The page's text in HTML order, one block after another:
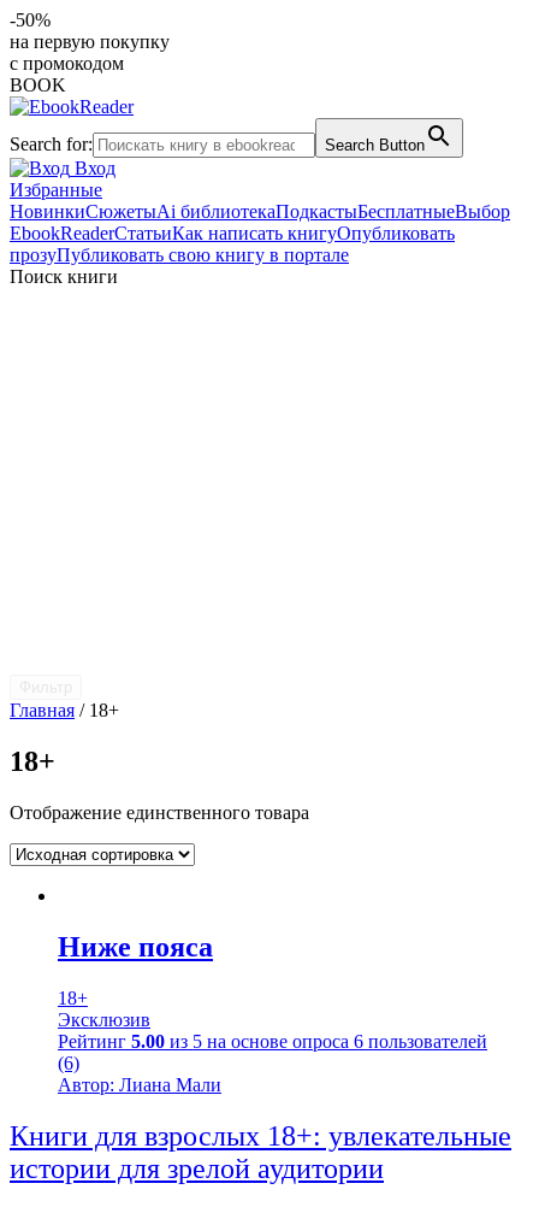
-50%
на первую покупку
с промокодом
BOOK
Search for: Search Button
Вход
Избранные
НовинкиСюжетыAi библиотекаПодкастыБесплатныеВыбор
EbookReaderСтатьиКак написать книгуОпубликовать
прозуПубликовать свою книгу в портале
Поиск книги
Главная / 18+
18+
Отображение единственного товара
Ниже пояса
18+
Эксклюзив
Рейтинг 5.00 из 5 на основе опроса 6 пользователей
(6)
Автор: Лиана Мали
Книги для взрослых 18+: увлекательные
истории для зрелой аудитории